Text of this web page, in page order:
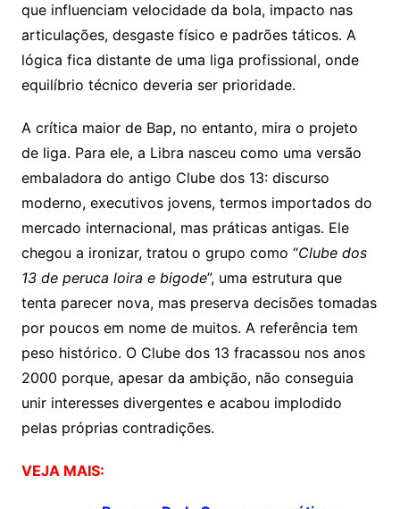
que influenciam velocidade da bola, impacto nas
articulações, desgaste físico e padrões táticos. A
lógica fica distante de uma liga profissional, onde
equilíbrio técnico deveria ser prioridade.
A crítica maior de Bap, no entanto, mira o projeto
de liga. Para ele, a Libra nasceu como uma versão
embaladora do antigo Clube dos 13: discurso
moderno, executivos jovens, termos importados do
mercado internacional, mas práticas antigas. Ele
chegou a ironizar, tratou o grupo como “Clube dos
13 de peruca loira e bigode”, uma estrutura que
tenta parecer nova, mas preserva decisões tomadas
por poucos em nome de muitos. A referência tem
peso histórico. O Clube dos 13 fracassou nos anos
2000 porque, apesar da ambição, não conseguia
unir interesses divergentes e acabou implodido
pelas próprias contradições.
VEJA MAIS: